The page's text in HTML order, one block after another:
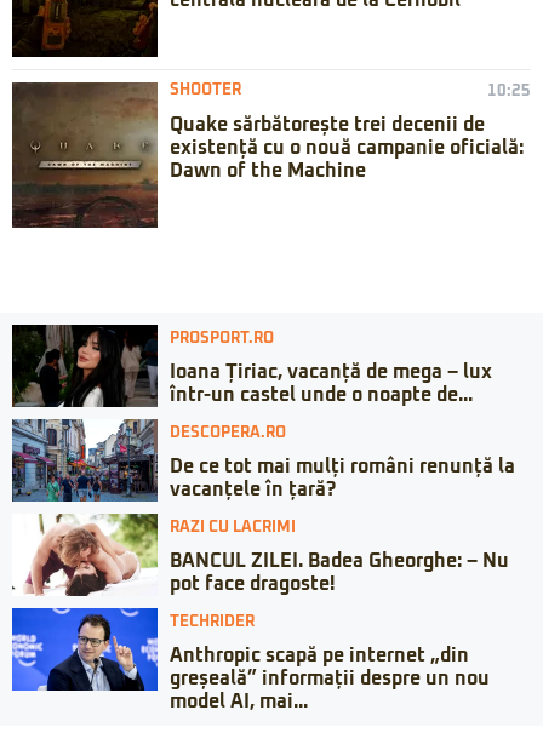
SHOOTER 10:25
Quake sărbătorește trei decenii de
existență cu o nouă campanie oficială:
Dawn of the Machine
PROSPORT.RO
Ioana Țiriac, vacanță de mega – lux
într-un castel unde o noapte de...
DESCOPERA.RO
De ce tot mai mulți români renunță la
vacanțele în țară?
RAZI CU LACRIMI
BANCUL ZILEI. Badea Gheorghe: – Nu
pot face dragoste!
TECHRIDER
Anthropic scapă pe internet „din
greșeală” informații despre un nou
model AI, mai...